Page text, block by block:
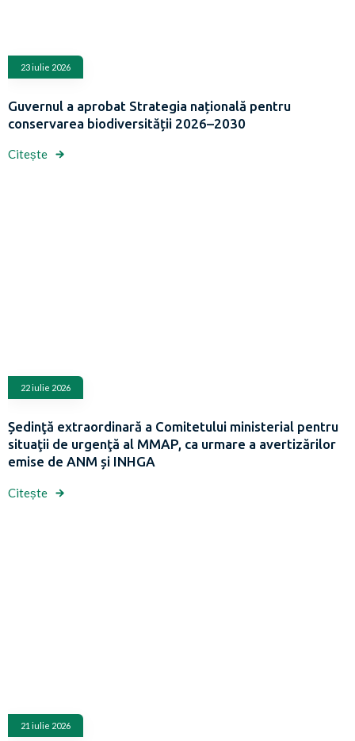
23 iulie 2026
Guvernul a aprobat Strategia națională pentru
conservarea biodiversității 2026–2030
Citește
22 iulie 2026
Ședinţă extraordinară a Comitetului ministerial pentru
situaţii de urgenţă al MMAP, ca urmare a avertizărilor
emise de ANM și INHGA
Citește
21 iulie 2026